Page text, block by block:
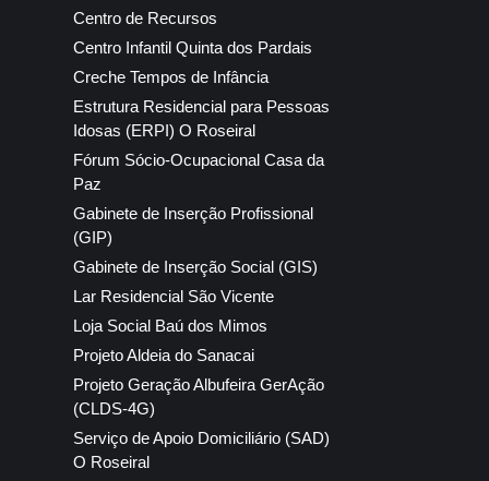
Centro de Recursos
Centro Infantil Quinta dos Pardais
Creche Tempos de Infância
Estrutura Residencial para Pessoas
Idosas (ERPI) O Roseiral
Fórum Sócio-Ocupacional Casa da
Paz
Gabinete de Inserção Profissional
(GIP)
Gabinete de Inserção Social (GIS)
Lar Residencial São Vicente
Loja Social Baú dos Mimos
Projeto Aldeia do Sanacai
Projeto Geração Albufeira GerAção
(CLDS-4G)
Serviço de Apoio Domiciliário (SAD)
O Roseiral